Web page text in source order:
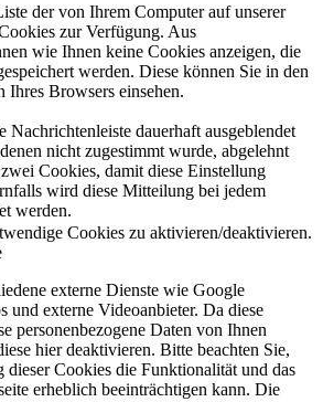
der von Ihrem Computer auf unserer
zur Verfügung. Aus
wie Ihnen keine Cookies anzeigen, die
werden. Diese können Sie in den
Ihres Browsers einsehen.
Nachrichtenleiste dauerhaft ausgeblendet
nicht zugestimmt wurde, abgelehnt
Cookies, damit diese Einstellung
wird diese Mitteilung bei jedem
werden.
Cookies zu aktivieren/deaktivieren.
externe Dienste wie Google
und externe Videoanbieter. Da diese
personenbezogene Daten von Ihnen
hier deaktivieren. Bitte beachten Sie,
dieser Cookies die Funktionalität und das
erheblich beeinträchtigen kann. Die